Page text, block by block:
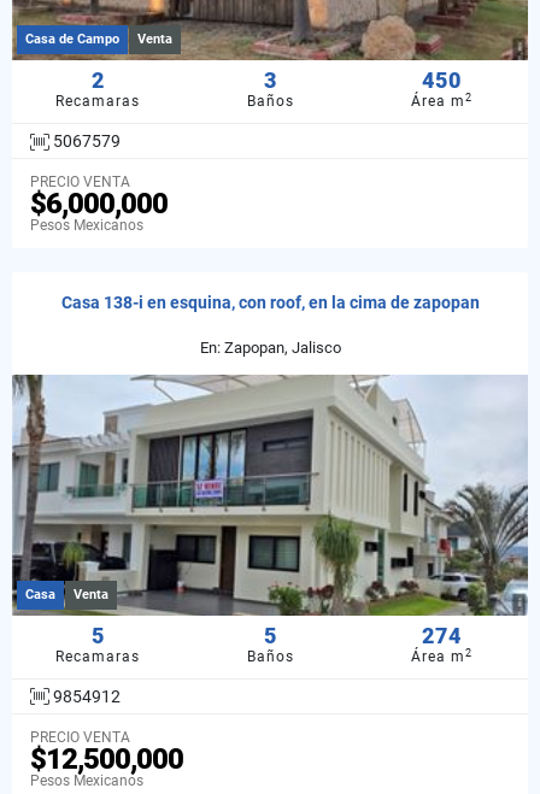
Casa de Campo Venta
2
Recamaras
3
Baños
450
Área m2
5067579
PRECIO VENTA
$6,000,000
Pesos Mexicanos
Casa 138-i en esquina, con roof, en la cima de zapopan
En: Zapopan, Jalisco
Casa Venta
5
Recamaras
5
Baños
274
Área m2
9854912
PRECIO VENTA
$12,500,000
Pesos Mexicanos